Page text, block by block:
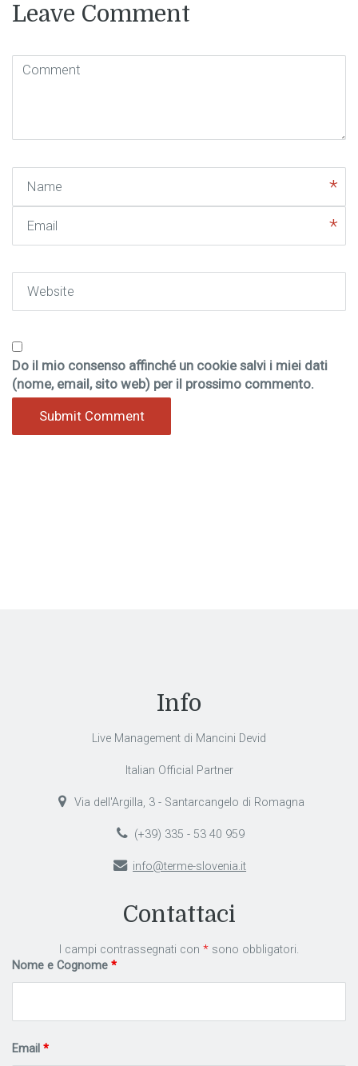
Leave Comment
Comment
Do il mio consenso affinché un cookie salvi i miei dati
(nome, email, sito web) per il prossimo commento.
Info
Live Management di Mancini Devid
Italian Official Partner
Via dell'Argilla, 3 - Santarcangelo di Romagna
(+39) 335 - 53 40 959
info@terme-slovenia.it
Contattaci
I campi contrassegnati con * sono obbligatori.
Nome e Cognome *
Email *